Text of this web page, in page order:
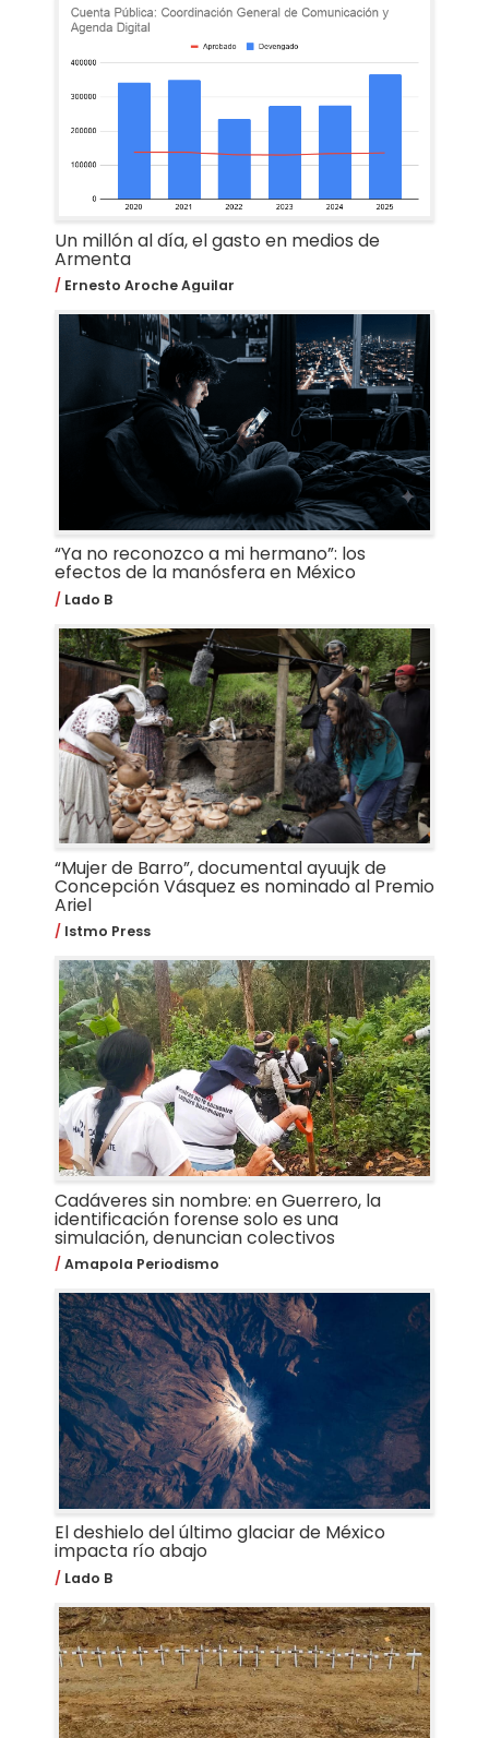
Un millón al día, el gasto en medios de
Armenta
Ernesto Aroche Aguilar
“Ya no reconozco a mi hermano”: los
efectos de la manósfera en México
Lado B
“Mujer de Barro”, documental ayuujk de
Concepción Vásquez es nominado al Premio
Ariel
Istmo Press
Cadáveres sin nombre: en Guerrero, la
identificación forense solo es una
simulación, denuncian colectivos
Amapola Periodismo
El deshielo del último glaciar de México
impacta río abajo
Lado B